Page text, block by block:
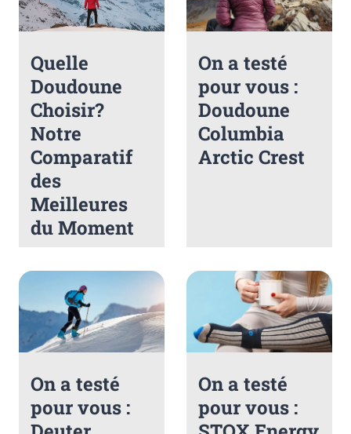
Quelle
Doudoune
Choisir?
Notre
Comparatif
des
Meilleures
du Moment
On a testé
pour vous :
Doudoune
Columbia
Arctic Crest
On a testé
pour vous :
On a testé
pour vous :